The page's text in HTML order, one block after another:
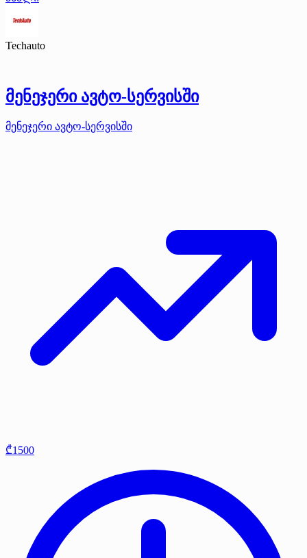
Techauto
მენეჯერი ავტო-სერვისში
მენეჯერი ავტო-სერვისში
₾1500